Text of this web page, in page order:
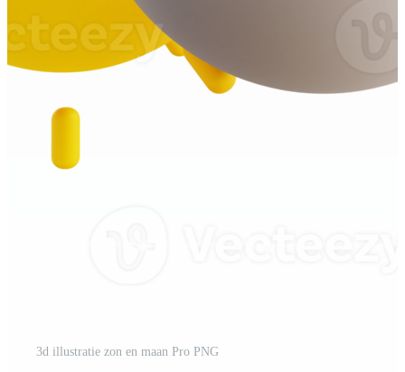
3d illustratie zon en maan Pro PNG